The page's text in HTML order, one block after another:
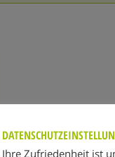
Ihre Zufriedenheit ist